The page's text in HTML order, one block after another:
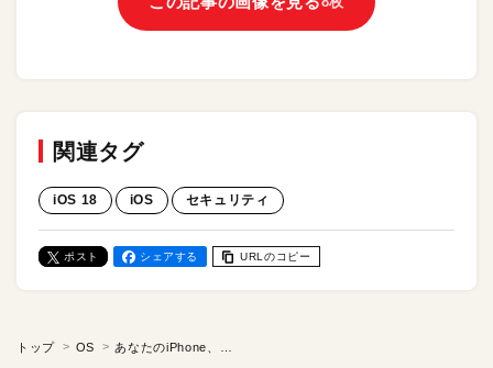
関連タグ
iOS 18 iOS セキュリティ
ポスト シェアする URLのコピー
トップ OS